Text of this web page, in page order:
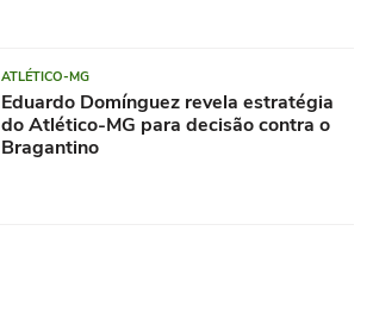
ATLÉTICO-MG
Eduardo Domínguez revela estratégia
do Atlético-MG para decisão contra o
Bragantino